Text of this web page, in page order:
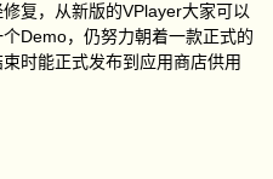
复，从新版的VPlayer大家可以
Demo，仍努力朝着一款正式的
时能正式发布到应用商店供用